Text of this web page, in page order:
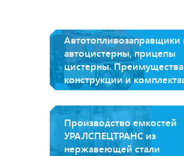
Автотопливозаправщики
автоцистерны, прицепы
цистерны. Преимущества
конструкции и
Производство емкостей
УРАЛСПЕЦТРАНС из
нержавеющей стали